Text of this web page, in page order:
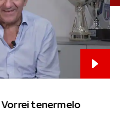
Vorrei tenermelo